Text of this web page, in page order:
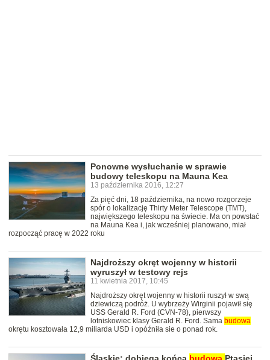
Ponowne wysłuchanie w sprawie
budowy teleskopu na Mauna Kea
13 października 2016, 12:27
Za pięć dni, 18 października, na nowo rozgorzeje
spór o lokalizację Thirty Meter Telescope (TMT),
największego teleskopu na świecie. Ma on powstać
na Mauna Kea i, jak wcześniej planowano, miał
rozpocząć pracę w 2022 roku
Najdroższy okręt wojenny w historii
wyruszył w testowy rejs
11 kwietnia 2017, 10:45
Najdroższy okręt wojenny w historii ruszył w swą
dziewiczą podróż. U wybrzeży Wirginii pojawił się
USS Gerald R. Ford (CVN-78), pierwszy
lotniskowiec klasy Gerald R. Ford. Sama budowa
okrętu kosztowała 12,9 miliarda USD i opóźniła sie o ponad rok.